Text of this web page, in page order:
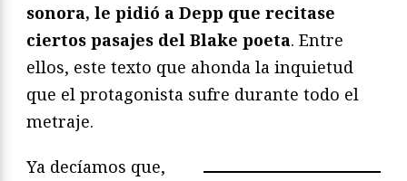
sonora, le pidió a Depp que recitase
ciertos pasajes del Blake poeta. Entre
ellos, este texto que ahonda la inquietud
que el protagonista sufre durante todo el
metraje.
Ya decíamos que,